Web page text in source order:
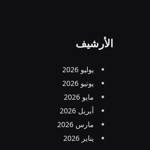
الأرشيف
يوليو 2026
يونيو 2026
مايو 2026
أبريل 2026
مارس 2026
يناير 2026